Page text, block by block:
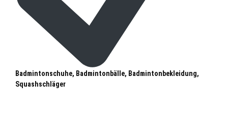
Badmintonschuhe, Badmintonbälle, Badmintonbekleidung,
Squashschläger